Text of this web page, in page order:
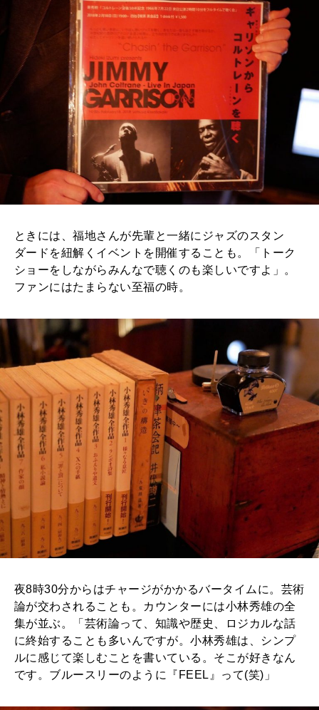
ときには、福地さんが先輩と一緒にジャズのスタン
ダードを紐解くイベントを開催することも。「トーク
ショーをしながらみんなで聴くのも楽しいですよ」。
ファンにはたまらない至福の時。
夜8時30分からはチャージがかかるバータイムに。芸術
論が交わされることも。カウンターには小林秀雄の全
集が並ぶ。「芸術論って、知識や歴史、ロジカルな話
に終始することも多いんですが。小林秀雄は、シンプ
ルに感じて楽しむことを書いている。そこが好きなん
です。ブルースリーのように『FEEL』って(笑)」